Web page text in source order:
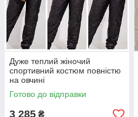
Дуже теплий жіночий
спортивний костюм повністю
на овчині
Готово до відправки
3 285 ₴